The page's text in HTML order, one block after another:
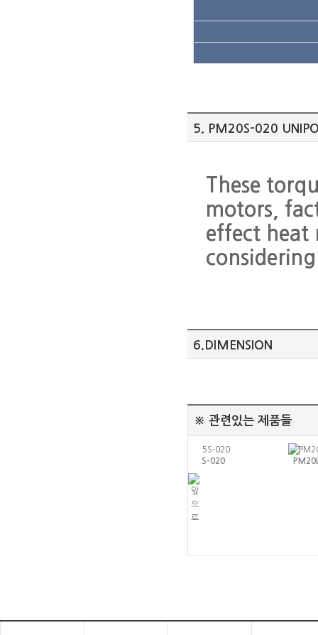
5. PM20S-020
These
motors,
effect heat
6.DIMENSION
※ 관련있는 제품들